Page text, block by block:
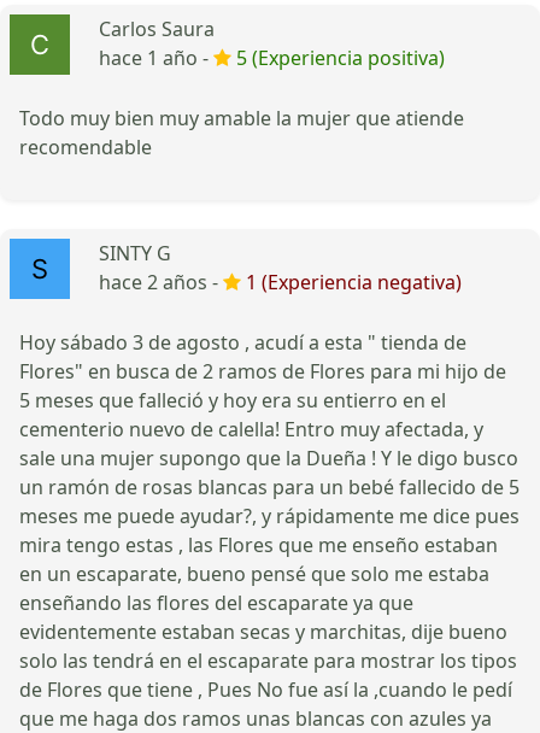
Carlos Saura
hace 1 año -
5 (Experiencia positiva)
Todo muy bien muy amable la mujer que atiende
recomendable
SINTY G
hace 2 años -
1 (Experiencia negativa)
Hoy sábado 3 de agosto , acudí a esta " tienda de
Flores" en busca de 2 ramos de Flores para mi hijo de
5 meses que falleció y hoy era su entierro en el
cementerio nuevo de calella! Entro muy afectada, y
sale una mujer supongo que la Dueña ! Y le digo busco
un ramón de rosas blancas para un bebé fallecido de 5
meses me puede ayudar?, y rápidamente me dice pues
mira tengo estas , las Flores que me enseño estaban
en un escaparate, bueno pensé que solo me estaba
enseñando las flores del escaparate ya que
evidentemente estaban secas y marchitas, dije bueno
solo las tendrá en el escaparate para mostrar los tipos
de Flores que tiene , Pues No fue así la ,cuando le pedí
que me haga dos ramos unas blancas con azules ya